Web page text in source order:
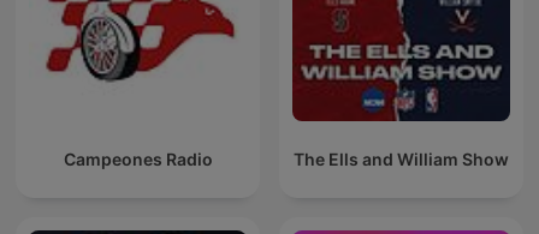
Campeones Radio The Ells and William Show